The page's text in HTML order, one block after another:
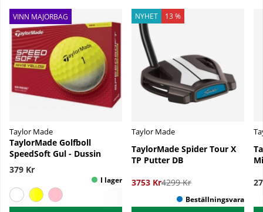
VINN MAJORBAG
Taylor Made
TaylorMade Golfboll
SpeedSoft Gul - Dussin
379 Kr
NYHET 13 %
Taylor Made
TaylorMade Spider Tour X
TP Putter DB
3753 Kr4299 Kr